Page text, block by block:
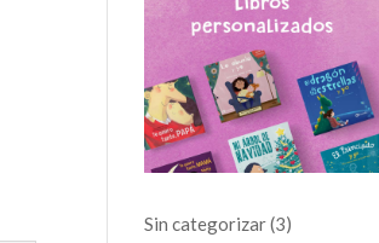
Sin categorizar 33